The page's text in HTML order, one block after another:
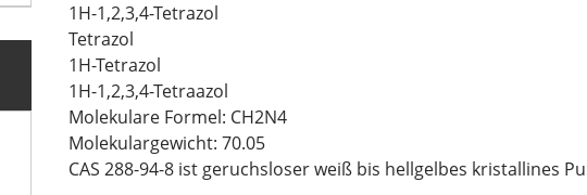
1H-1,2,3,4-Tetrazol
Tetrazol
1H-Tetrazol
1H-1,2,3,4-Tetraazol
Molekulare Formel: CH2N4
Molekulargewicht: 70.05
CAS 288-94-8 ist geruchsloser weiß bis hellgelbes kristallines